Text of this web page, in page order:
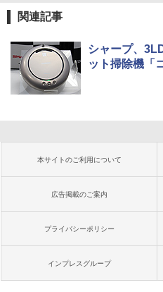
関連記事
シャープ、
ット掃除機「
本サイトのご利用について
広告掲載のご案内
プライバシーポリシー
インプレスグループ